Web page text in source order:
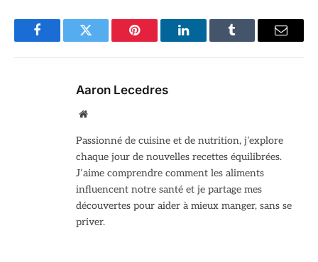
FacebookTwitter Pinterest LinkedInTumblr Email
Aaron Lecedres
Site
Passionné de cuisine et de nutrition, j’explore
chaque jour de nouvelles recettes équilibrées.
J’aime comprendre comment les aliments
influencent notre santé et je partage mes
découvertes pour aider à mieux manger, sans se
priver.